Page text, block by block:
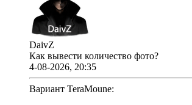
DaivZ
Как вывести количество фото?
4-08-2026, 20:35
Вариант TeraMoune: